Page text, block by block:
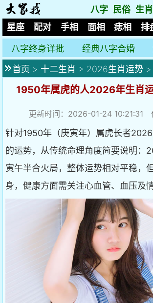
八字 民俗 生肖
星座
配对 手相 面相 痣相 排
八字终身详批 经典八字合婚
首页 > 十二生肖 > 2026生肖运势 >
1950年属虎的人2026年生肖
更新时间：2026-01-24 10:21:31
针对1950年（庚寅年）属虎长者2026
的运势，从传统命理角度简要说明：
寅午半合火局，整体运势相对平稳，
身，健康方面需关注心血管、血压及